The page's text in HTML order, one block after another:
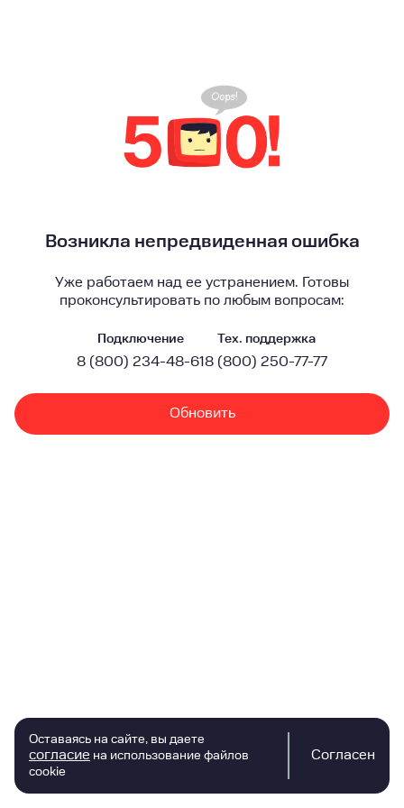
Возникла непредвиденная ошибка
Уже работаем над ее устранением. Готовы
проконсультировать по любым вопросам:
Подключение
8 (800) 234-48-61
Тех. поддержка
8 (800) 250-77-77
Обновить
Оставаясь на сайте, вы даете
согласие на использование файлов
cookie
Согласен